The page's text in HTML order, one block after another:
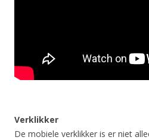
Verklikker
De mobiele verklikker is er niet